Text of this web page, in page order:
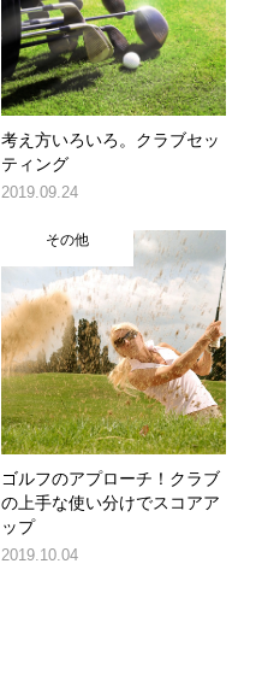
考え方いろいろ。クラブセッ
ティング
2019.09.24
その他
ゴルフのアプローチ！クラブ
の上手な使い分けでスコアア
ップ
2019.10.04